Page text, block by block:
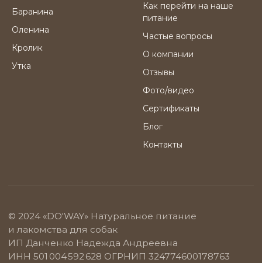
Баранина
Оленина
Кролик
Утка
Как перейти на наше
питание
Частые вопросы
О компании
Отзывы
Фото/видео
Сертификаты
Блог
Контакты